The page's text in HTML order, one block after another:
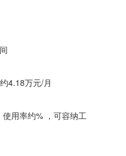
4.18万元/月
用率约% ，可容纳工